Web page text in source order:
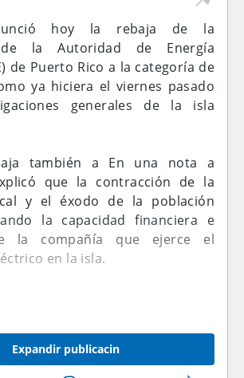
hoy la rebaja de la
de la Autoridad de Energía
de Puerto Rico a la categoría de
ya hiciera el viernes pasado
generales de la isla
también a En una nota a
que la contracción de la
y el éxodo de la población
la capacidad financiera e
la compañía que ejerce el
en la isla.
las obligaciones generales dos
del grado especulativo (el
los llamados bonos "basura" o
Expandir publicacin